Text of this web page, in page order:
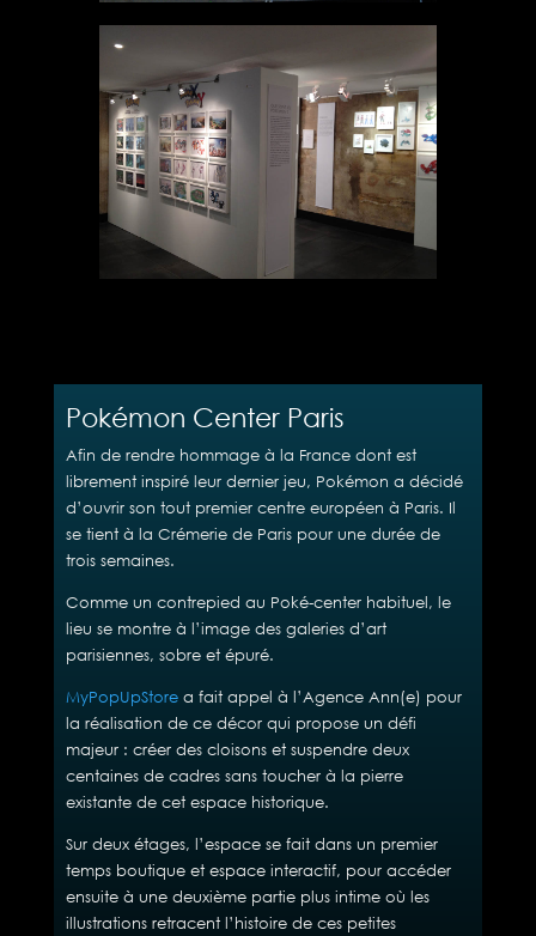
Pokémon Center Paris
Afin de rendre hommage à la France dont est
librement inspiré leur dernier jeu, Pokémon a décidé
d’ouvrir son tout premier centre européen à Paris. Il
se tient à la Crémerie de Paris pour une durée de
trois semaines.
Comme un contrepied au Poké-center habituel, le
lieu se montre à l’image des galeries d’art
parisiennes, sobre et épuré.
MyPopUpStorea fait appel à l’Agence Ann(e) pour
la réalisation de ce décor qui propose un défi
majeur : créer des cloisons et suspendre deux
centaines de cadres sans toucher à la pierre
existante de cet espace historique.
Sur deux étages, l’espace se fait dans un premier
temps boutique et espace interactif, pour accéder
ensuite à une deuxième partie plus intime où les
illustrations retracent l’histoire de ces petites